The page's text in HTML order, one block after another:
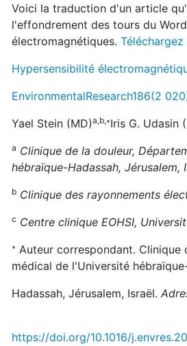
Voici la traduction d'un article
l'effondrement des tours du
électromagnétiques.
Hypersensibilité
EnvironmentalResearch186(2 020
Yael Stein (MD)a,b,∗Iris G. Udasin
a Clinique de la douleur,
hébraïque-Hadassah, Jérusalem,
b Clinique des rayonnements
c Centre clinique EOHSI,
∗ Auteur correspondant. Clinique
médical de l'Université
Hadassah, Jérusalem, Israël.
https://doi.org/10.1016/j.envres